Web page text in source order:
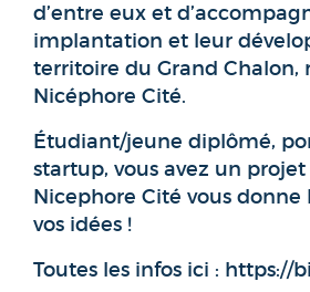
d’entre eux et
implantation et leur
territoire du Grand Chalon,
Nicéphore Cité.
Étudiant/jeune diplômé,
startup, vous avez un
Nicephore Cité vous donne
vos idées !
Toutes les infos ici : https://